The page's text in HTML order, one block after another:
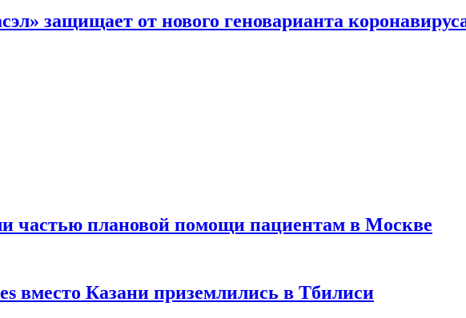
защищает от нового геноварианта
частью плановой помощи пациентам в Москве
вместо Казани приземлились в Тбилиси